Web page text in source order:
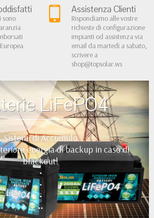
sono
Assistenza Clienti
Rispondiamo alle vostre
richieste di configurazione
impianti od assistenza via
email da martedì a sabato,
scrivere a
shop@topsolar.ws
LiFePO4
Sistemi di Accumulo
energia di backup in caso di
blackout!
•
•
•
••